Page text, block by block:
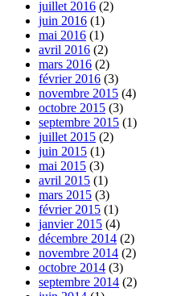
juillet 2016 (2)
juin 2016 (1)
mai 2016 (1)
avril 2016 (2)
mars 2016 (2)
février 2016 (3)
novembre 2015 (4)
octobre 2015 (3)
septembre 2015 (1)
juillet 2015 (2)
juin 2015 (1)
mai 2015 (3)
avril 2015 (1)
mars 2015 (3)
février 2015 (1)
janvier 2015 (4)
décembre 2014 (2)
novembre 2014 (2)
octobre 2014 (3)
septembre 2014 (2)